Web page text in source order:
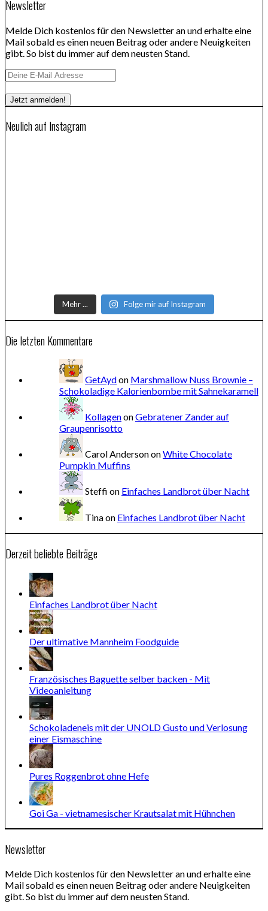
Newsletter
Melde Dich kostenlos für den Newsletter an und erhalte eine
Mail sobald es einen neuen Beitrag oder andere Neuigkeiten
gibt. So bist du immer auf dem neusten Stand.
Neulich auf Instagram
Mehr ... Folge mir auf Instagram
Die letzten Kommentare
GetAydon Marshmallow Nuss Brownie –
Schokoladige Kalorienbombe mit Sahnekaramell
KollagenonGebratener Zander auf
Graupenrisotto
Carol AndersononWhite Chocolate
Pumpkin Muffins
Steffi on Einfaches Landbrot über Nacht
Tinaon Einfaches Landbrot über Nacht
Derzeit beliebte Beiträge
Einfaches Landbrot über Nacht
Der ultimative Mannheim Foodguide
Französisches Baguette selber backen - Mit
Videoanleitung
Schokoladeneis mit der UNOLD Gusto und Verlosung
einer Eismaschine
Pures Roggenbrot ohne Hefe
Goi Ga - vietnamesischer Krautsalat mit Hühnchen
Newsletter
Melde Dich kostenlos für den Newsletter an und erhalte eine
Mail sobald es einen neuen Beitrag oder andere Neuigkeiten
gibt. So bist du immer auf dem neusten Stand.